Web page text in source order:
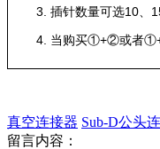
3. 插针数量可选10、15
4. 当购买①+②或者
真空连接器 Sub-D公头
留言内容：